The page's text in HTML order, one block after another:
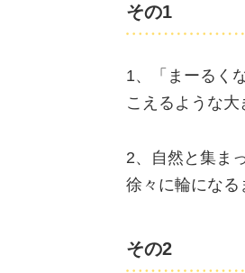
その1
1、「まーるく
こえるような大
2、自然と集ま
徐々に輪になる
その2